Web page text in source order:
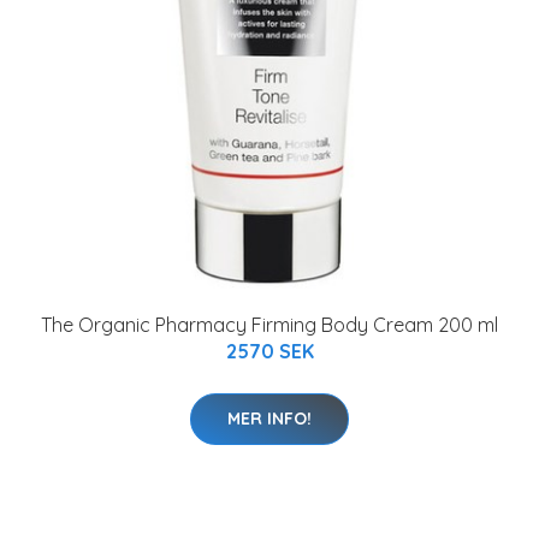
The Organic Pharmacy Firming Body Cream 200 ml
2570 SEK
MER INFO!